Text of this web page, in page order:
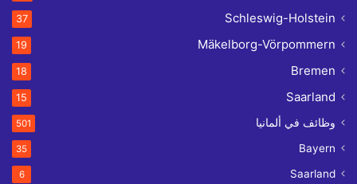
Schleswig-Holstein
37
Mäkelborg-Vörpommern
19
Bremen
18
Saarland
15
وظائف في ألمانيا 501
Bayern
35
Saarland
6